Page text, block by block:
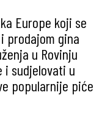
Europe koji se
prodajom gina
u Rovinju
i sudjelovati u
popularnije piće